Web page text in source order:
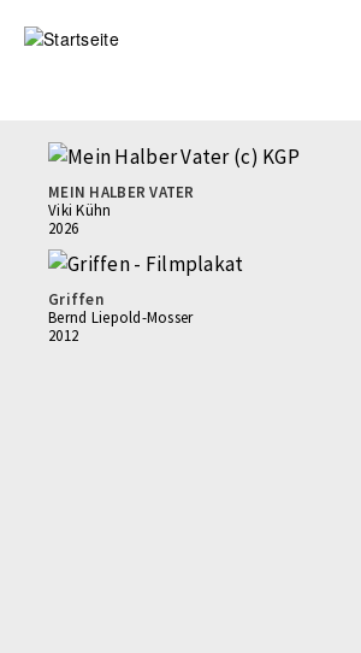
zum
MEIN HALBER VATER
Viki Kühn
2026
Griffen
Bernd Liepold-Mosser
2012